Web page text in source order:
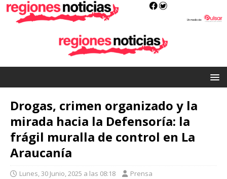
Drogas, crimen organizado y la
mirada hacia la Defensoría: la
frágil muralla de control en La
Araucanía
Lunes, 30 Junio, 2025 a las 08:18 Prensa